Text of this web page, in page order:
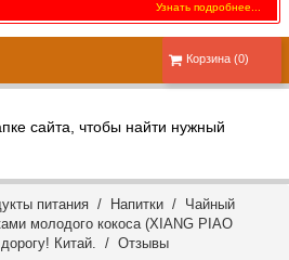
Узнать подробнее...
Корзина (0)
сайта, чтобы найти нужный
питания / Напитки / Чайный
молодого кокоса (XIANG PIAO
Китай. / Отзывы